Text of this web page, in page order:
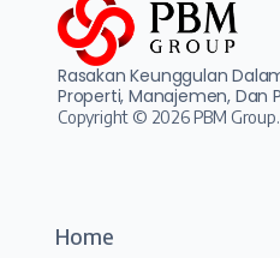
Rasakan Keunggulan
Properti, Manajemen, Dan
Copyright © 2026 PBM
Home